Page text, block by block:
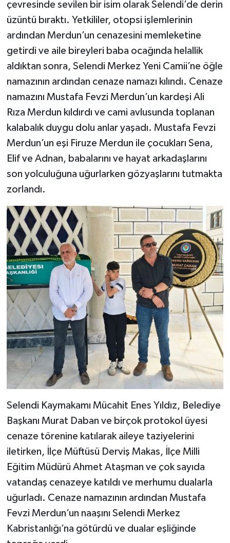
çevresinde sevilen bir isim olarak Selendi’de derin
üzüntü bıraktı. Yetkililer, otopsi işlemlerinin
ardından Merdun’un cenazesini memleketine
getirdi ve aile bireyleri baba ocağında helallik
aldıktan sonra, Selendi Merkez Yeni Camii’ne öğle
namazının ardından cenaze namazı kılındı. Cenaze
namazını Mustafa Fevzi Merdun’un kardeşi Ali
Rıza Merdun kıldırdı ve cami avlusunda toplanan
kalabalık duygu dolu anlar yaşadı. Mustafa Fevzi
Merdun’un eşi Firuze Merdun ile çocukları Sena,
Elif ve Adnan, babalarını ve hayat arkadaşlarını
son yolculuğuna uğurlarken gözyaşlarını tutmakta
zorlandı.
Selendi Kaymakamı Mücahit Enes Yıldız, Belediye
Başkanı Murat Daban ve birçok protokol üyesi
cenaze törenine katılarak aileye taziyelerini
iletirken, İlçe Müftüsü Derviş Makas, İlçe Milli
Eğitim Müdürü Ahmet Ataşman ve çok sayıda
vatandaş cenazeye katıldı ve merhumu dualarla
uğurladı. Cenaze namazının ardından Mustafa
Fevzi Merdun’un naaşını Selendi Merkez
Kabristanlığı’na götürdü ve dualar eşliğinde